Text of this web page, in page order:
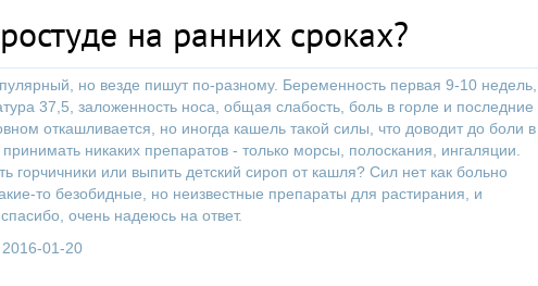
на ранних сроках?
но везде пишут по-разному. Беременность первая 9-10 недель,
37,5, заложенность носа, общая слабость, боль в горле и последние
откашливается, но иногда кашель такой силы, что доводит до боли в
никаких препаратов - только морсы, полоскания, ингаляции.
горчичники или выпить детский сироп от кашля? Сил нет как больно
то безобидные, но неизвестные препараты для растирания, и
очень надеюсь на ответ.
2016-01-20